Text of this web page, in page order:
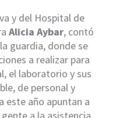
y del Hospital de
Alicia Aybar, contó
guardia, donde se
a realizar para
el laboratorio y sus
de personal y
este año apuntan a